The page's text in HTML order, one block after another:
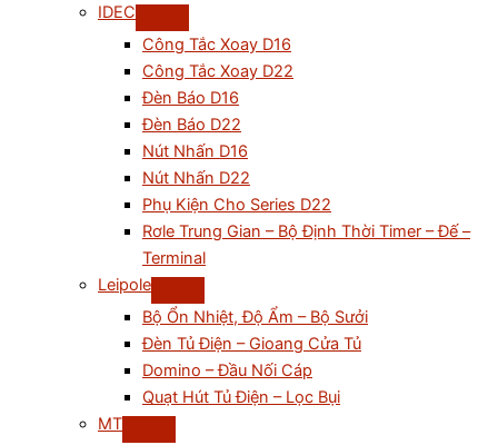
IDEC
Công Tắc Xoay D16
Công Tắc Xoay D22
Đèn Báo D16
Đèn Báo D22
Nút Nhấn D16
Nút Nhấn D22
Phụ Kiện Cho Series D22
Rơle Trung Gian – Bộ Định Thời Timer – Đế –
Terminal
Leipole
Bộ Ổn Nhiệt, Độ Ẩm – Bộ Sưởi
Đèn Tủ Điện – Gioang Cửa Tủ
Domino – Đầu Nối Cáp
Quạt Hút Tủ Điện – Lọc Bụi
MT